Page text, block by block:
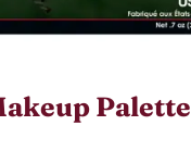
Palette